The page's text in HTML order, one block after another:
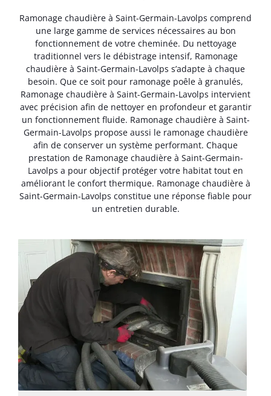
Ramonage chaudière à Saint-Germain-Lavolps comprend
une large gamme de services nécessaires au bon
fonctionnement de votre cheminée. Du nettoyage
traditionnel vers le débistrage intensif, Ramonage
chaudière à Saint-Germain-Lavolps s’adapte à chaque
besoin. Que ce soit pour ramonage poêle à granulés,
Ramonage chaudière à Saint-Germain-Lavolps intervient
avec précision afin de nettoyer en profondeur et garantir
un fonctionnement fluide. Ramonage chaudière à Saint-
Germain-Lavolps propose aussi le ramonage chaudière
afin de conserver un système performant. Chaque
prestation de Ramonage chaudière à Saint-Germain-
Lavolps a pour objectif protéger votre habitat tout en
améliorant le confort thermique. Ramonage chaudière à
Saint-Germain-Lavolps constitue une réponse fiable pour
un entretien durable.